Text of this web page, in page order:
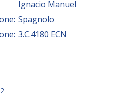
Ignacio Manuel
Spagnolo
3.C.4180 ECN